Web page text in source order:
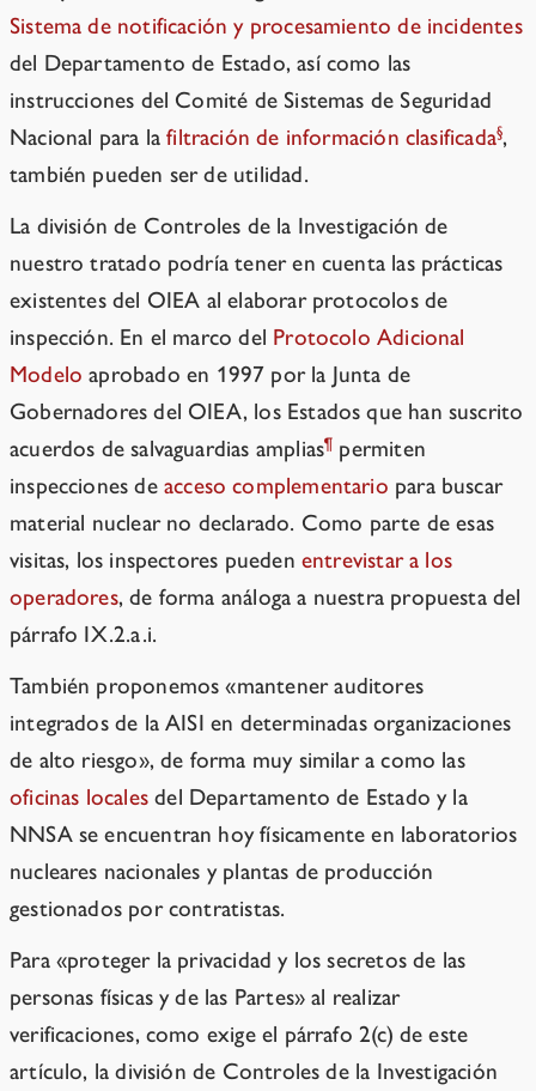
Sistema de notificación y procesamiento de incidentes
del Departamento de Estado, así como las
instrucciones del Comité de Sistemas de Seguridad
Nacional para lafiltración de información clasificada§,
también pueden ser de utilidad.
La división de Controles de la Investigación de
nuestro tratado podría tener en cuenta las prácticas
existentes del OIEA al elaborar protocolos de
inspección. En el marco del Protocolo Adicional
Modelo aprobado en 1997 por la Junta de
Gobernadores del OIEA, los Estados que han suscrito
acuerdos de salvaguardias amplias¶ permiten
inspecciones de acceso complementario para buscar
material nuclear no declarado. Como parte de esas
visitas, los inspectores pueden entrevistar a los
operadores, de forma análoga a nuestra propuesta del
párrafo IX.2.a.i.
También proponemos «mantener auditores
integrados de la AISI en determinadas organizaciones
de alto riesgo», de forma muy similar a como las
oficinas localesdel Departamento de Estado y la
NNSA se encuentran hoy físicamente en laboratorios
nucleares nacionales y plantas de producción
gestionados por contratistas.
Para «proteger la privacidad y los secretos de las
personas físicas y de las Partes» al realizar
verificaciones, como exige el párrafo 2(c) de este
artículo, la división de Controles de la Investigación